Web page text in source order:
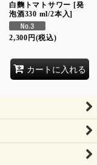
白麴トマトサワー [発
泡酒330 ml/2本入]
2,300 円 (税込)
カートに入れる